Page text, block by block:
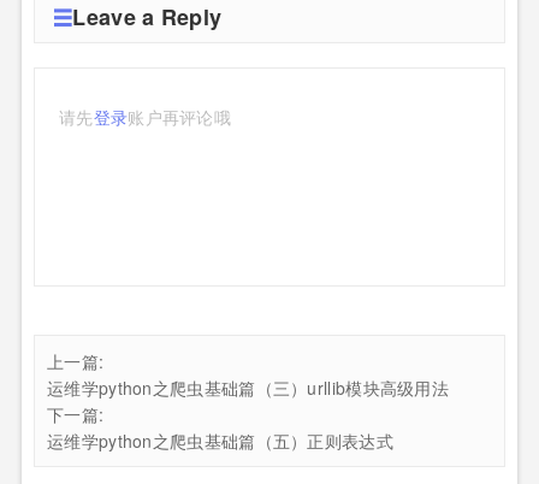
Leave a Reply
请先登录账户再评论哦
上一篇:
运维学python之爬虫基础篇（三）urllib模块高级用法
下一篇:
运维学python之爬虫基础篇（五）正则表达式